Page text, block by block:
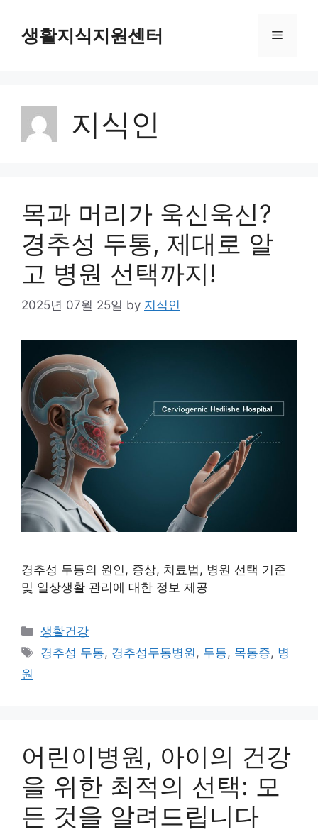
content생활지식지원센터 Menu
지식인
목과 머리가 욱신욱신?
경추성 두통, 제대로 알
고 병원 선택까지!
2025년 07월 25일 by 지식인
경추성 두통의 원인, 증상, 치료법, 병원 선택 기준
및 일상생활 관리에 대한 정보 제공
Categories
생활건강
Tags
경추성 두통, 경추성두통병원, 두통, 목통증, 병
원
어린이병원, 아이의 건강
을 위한 최적의 선택: 모
든 것을 알려드립니다